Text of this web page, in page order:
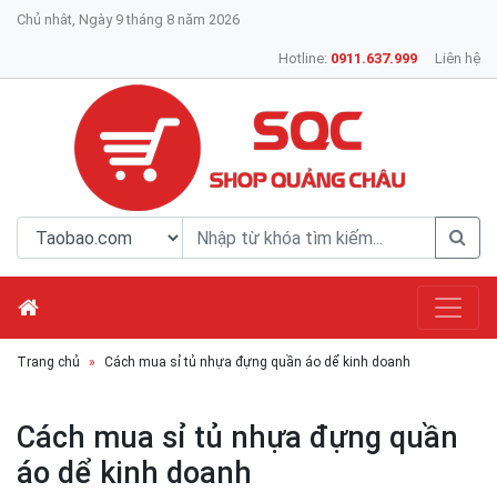
Chủ nhât, Ngày 9 tháng 8 năm 2026
Hotline: 0911.637.999 Liên hệ
Trang chủ Cách mua sỉ tủ nhựa đựng quần áo dể kinh doanh
Cách mua sỉ tủ nhựa đựng quần
áo dể kinh doanh